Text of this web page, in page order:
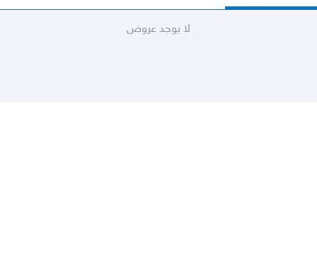
لا يوجد عروض